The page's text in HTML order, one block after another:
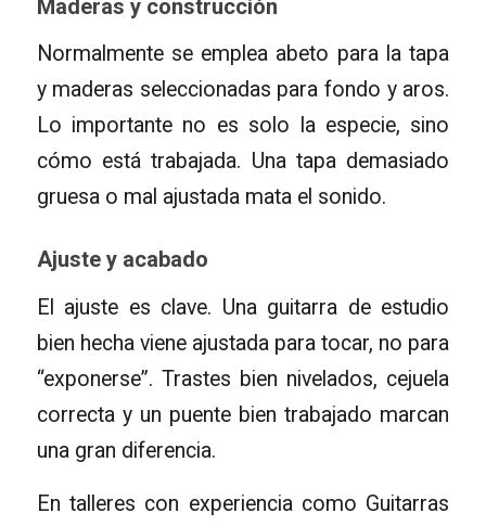
Maderas y construcción
Normalmente se emplea abeto para la tapa
y maderas seleccionadas para fondo y aros.
Lo importante no es solo la especie, sino
cómo está trabajada. Una tapa demasiado
gruesa o mal ajustada mata el sonido.
Ajuste y acabado
El ajuste es clave. Una guitarra de estudio
bien hecha viene ajustada para tocar, no para
“exponerse”. Trastes bien nivelados, cejuela
correcta y un puente bien trabajado marcan
una gran diferencia.
En talleres con experiencia como Guitarras